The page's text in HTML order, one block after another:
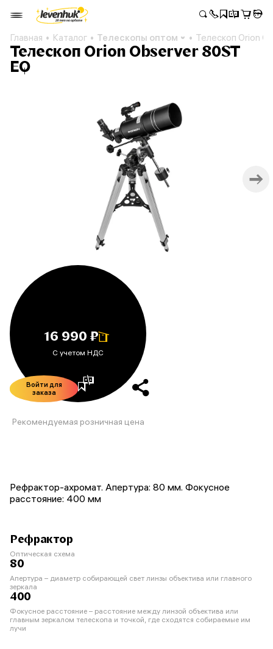
Главная Каталог Телескопы оптом Телескоп Orion
Телескоп Orion Observer 80ST
EQ
16 990 ₽
С учетом НДС
Войти для
заказа
Рекомендуемая розничная цена
Рефрактор-ахромат. Апертура: 80 мм. Фокусное
расстояние: 400 мм
Рефрактор
Оптическая схема
80
Апертура – диаметр собирающей свет линзы объектива или главного
зеркала
400
Фокусное расстояние – расстояние между линзой объектива или
главным зеркалом телескопа и точкой, где сходятся собираемые им
лучи